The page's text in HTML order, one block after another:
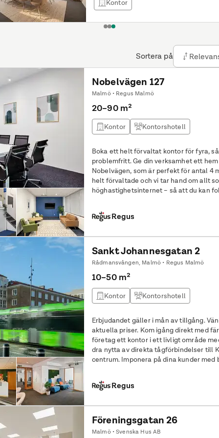
Sortera på
Kontor
123
Nobelvägen 127
Malmö • Regus Malmö
20–90 m²
Kontor Kontorshotell
Boka ett helt förvaltat kontor för fyra,
problemfritt. Ge din verksamhet ett hem på 20 kvm i ett privat kontor i HQ
Nobelvägen, som är perfekt för antal 4
helt förvaltade och vi tar hand om allt
höghastighetsinternet – så att du kan
Regus
Sankt Johannesgatan 2
Rådmansvången, Malmö • Regus Malmö
10–50 m²
Kontor Kontorshotell
Erbjudandet gäller i mån av tillgång.
aktuella priser. Kom igång direkt med färdigställt kontor för två. Ge ditt
företag ett kontor i ett livligt område
dra nytta av direkta tågförbindelser till
centrum. Imponera på dina kunder
Regus
Föreningsgatan 26
Malmö • Svenska Hus AB